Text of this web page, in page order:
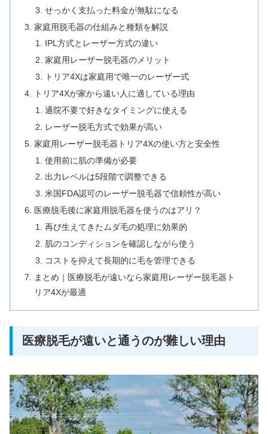
せっかく支払った料金が無駄になる
家庭用脱毛器の仕組みと種類を解説
IPL方式とレーザー方式の違い
家庭用レーザー脱毛器のメリット
トリア4Xは家庭用で唯一のレーザー式
トリア4Xが家から遠い人に適している理由
通院不要で好きなタイミングに使える
レーザー脱毛方式で効果が高い
家庭用レーザー脱毛器トリア4Xの使い方と安全性
使用前に肌の準備が必要
出力レベルは5段階で調整できる
米国FDA認可のレーザー脱毛器で信頼性が高い
医療脱毛後に家庭用脱毛器を使うのはアリ？
再び生えてきたムダ毛の処理に効果的
肌のコンディションを確認しながら使う
コストを抑えて長期的に毛を管理できる
まとめ｜医療脱毛が遠いなら家庭用レーザー脱毛器ト
リア4Xが最適
医療脱毛が遠いと通うのが難しい理由